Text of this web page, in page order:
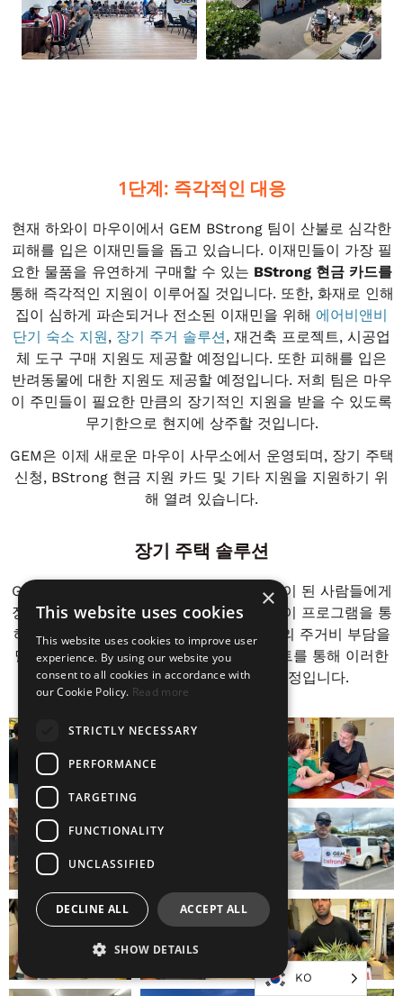
1단계: 즉각적인 대응
현재 하와이 마우이에서 GEM BStrong 팀이 산불로 심각한
피해를 입은 이재민들을 돕고 있습니다. 이재민들이 가장 필
요한 물품을 유연하게 구매할 수 있는 BStrong 현금 카드를
통해 즉각적인 지원이 이루어질 것입니다. 또한, 화재로 인해
집이 심하게 파손되거나 전소된 이재민을 위해 에어비앤비
단기 숙소 지원, 장기 주거 솔루션, 재건축 프로젝트, 시공업
체 도구 구매 지원도 제공할 예정입니다. 또한 피해를 입은
반려동물에 대한 지원도 제공할 예정입니다. 저희 팀은 마우
이 주민들이 필요한 만큼의 장기적인 지원을 받을 수 있도록
무기한으로 현지에 상주할 것입니다.
GEM은 이제 새로운 마우이 사무소에서 운영되며, 장기 주택
신청, BStrong 현금 지원 카드 및 기타 지원을 지원하기 위
해 열려 있습니다.
장기 주택 솔루션
GEM은 현재 라하이나 화재로 인해 이재민이 된 사람들에게
장기적인 주거 지원을 제공하고 있습니다. 이 프로그램을 통
해 새로운 공간으로 이사해야 하는 가족들의 주거비 부담을
덜어주고 있습니다. 또한 GEM 웰컴 홈 키트를 통해 이러한
가정에 기본적인 생필품을 공급할 예정입니다.
KO
×
This website uses cookies
This website uses cookies to improve user
experience. By using our website you
consent to all cookies in accordance with
our Cookie Policy. Read more
STRICTLY NECESSARY
PERFORMANCE
TARGETING
FUNCTIONALITY
UNCLASSIFIED
ACCEPT ALL
DECLINE ALL
SHOW DETAILS